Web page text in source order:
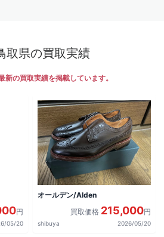
取県の買取実績
新の買取実績を掲載しています。
円
05/20
オールデン/Alden
買取価格 215,000円
shibuya 2026/05/20